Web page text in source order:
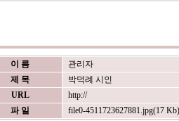
이 름
관리자
제 목
박덕례 시인
URL
http://
파 일
file0-4511723627881.jpg(17 Kb)